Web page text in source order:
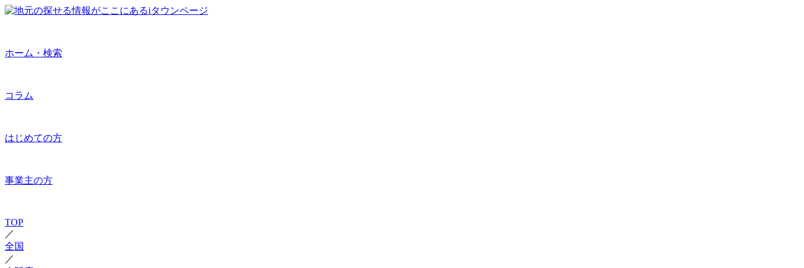
ホーム・検索
コラム
はじめての方
事業主の方
TOP
／
全国
／